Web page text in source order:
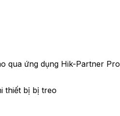
qua ứng dụng Hik-Partner Pro
thiết bị bị treo